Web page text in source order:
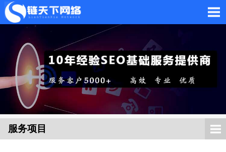
网站托管_网站托管代运
营_SEO优化外包服务
服务项目